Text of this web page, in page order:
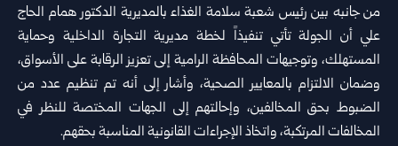
من جانبه بين رئيس شعبة سلامة الغذاء بالمديرية الدكتور همام الحاج
علي أن الجولة تأتي تنفيذاً لخطة مديرية التجارة الداخلية وحماية
المستهلك، وتوجيهات المحافظة الرامية إلى تعزيز الرقابة على الأسواق،
وضمان الالتزام بالمعايير الصحية، وأشار إلى أنه تم تنظيم عدد من
الضبوط بحق المخالفين، وإحالتهم إلى الجهات المختصة للنظر في
المخالفات المرتكبة، واتخاذ الإجراءات القانونية المناسبة بحقهم.